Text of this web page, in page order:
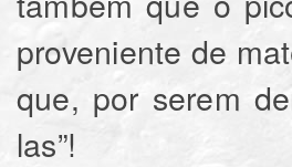
proveniente de
que, por serem
las”!